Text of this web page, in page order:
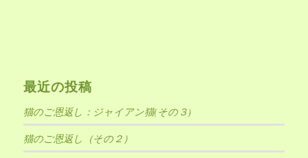
最近の投稿
猫のご恩返し：ジャイアン猫(その３)
猫のご恩返し（その２）